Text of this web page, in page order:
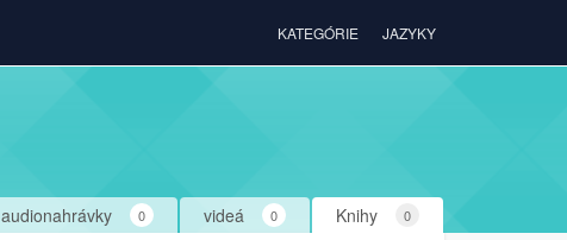
KATEGÓRIE JAZYKY
Knihy 0
videá 0
audionahrávky 0